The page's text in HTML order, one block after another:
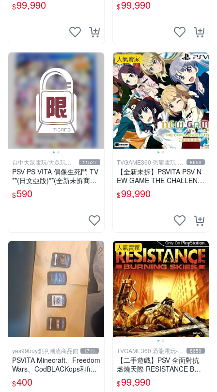
P3D 中文版
$99,990
玩】
$99,990
台中大眾電玩/大眾玩具
店
11527
PSV PS VITA 偶像生死鬥 TV
**(日文亞版)**(全新未拆商品)
【台中大眾電玩】
$590
人氣賣家
TVGAME360 恐龍電玩-台
中店
8650
【全新未拆】PSVITA PSV N
EW GAME THE CHALLENG
E STAGE 限定版 中文版 台
中恐龍電玩
$99,990
yes99buy創意潮流商品館 1711
PSVITA Minecraft、Freedom
Wars、CodBLACKops和fight
ing climax
$400
人氣賣家
TVGAME360 恐龍電玩-台
中店
8650
【二手遊戲】PSV 全面對抗
燃燒天際 RESISTANCE BUR
NING SKIES 中文版【台中恐
龍電玩】
$99,990